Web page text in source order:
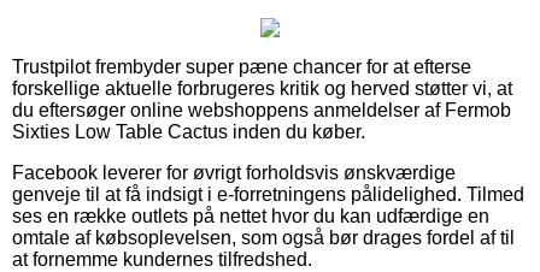
Trustpilot frembyder super pæne chancer for at efterse
forskellige aktuelle forbrugeres kritik og herved støtter vi, at
du eftersøger online webshoppens anmeldelser af Fermob
Sixties Low Table Cactus inden du køber.
Facebook leverer for øvrigt forholdsvis ønskværdige
genveje til at få indsigt i e-forretningens pålidelighed. Tilmed
ses en række outlets på nettet hvor du kan udfærdige en
omtale af købsoplevelsen, som også bør drages fordel af til
at fornemme kundernes tilfredshed.